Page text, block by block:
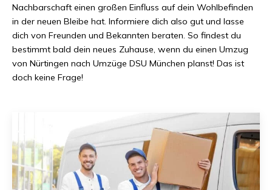
Nachbarschaft einen großen Einfluss auf dein Wohlbefinden
in der neuen Bleibe hat. Informiere dich also gut und lasse
dich von Freunden und Bekannten beraten. So findest du
bestimmt bald dein neues Zuhause, wenn du einen Umzug
von Nürtingen nach Umzüge DSU München planst! Das ist
doch keine Frage!